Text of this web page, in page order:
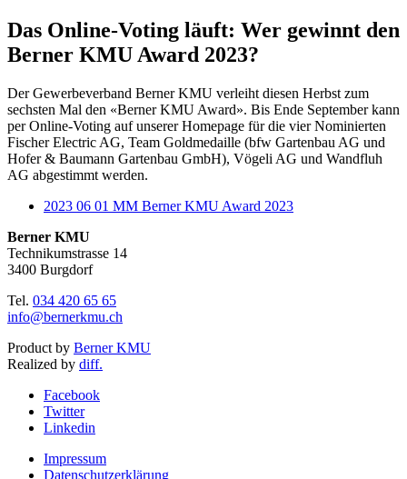
Das Online-Voting läuft: Wer gewinnt den
Berner KMU Award 2023?
Der Gewerbeverband Berner KMU verleiht diesen Herbst zum
sechsten Mal den «Berner KMU Award». Bis Ende September kann
per Online-Voting auf unserer Homepage für die vier Nominierten
Fischer Electric AG, Team Goldmedaille (bfw Gartenbau AG und
Hofer & Baumann Gartenbau GmbH), Vögeli AG und Wandfluh
AG abgestimmt werden.
2023 06 01 MM Berner KMU Award 2023
Berner KMU
Technikumstrasse 14
3400 Burgdorf
Tel. 034 420 65 65
info@bernerkmu.ch
Product by Berner KMU
Realized by diff.
Facebook
Twitter
Linkedin
Impressum
Datenschutzerklärung